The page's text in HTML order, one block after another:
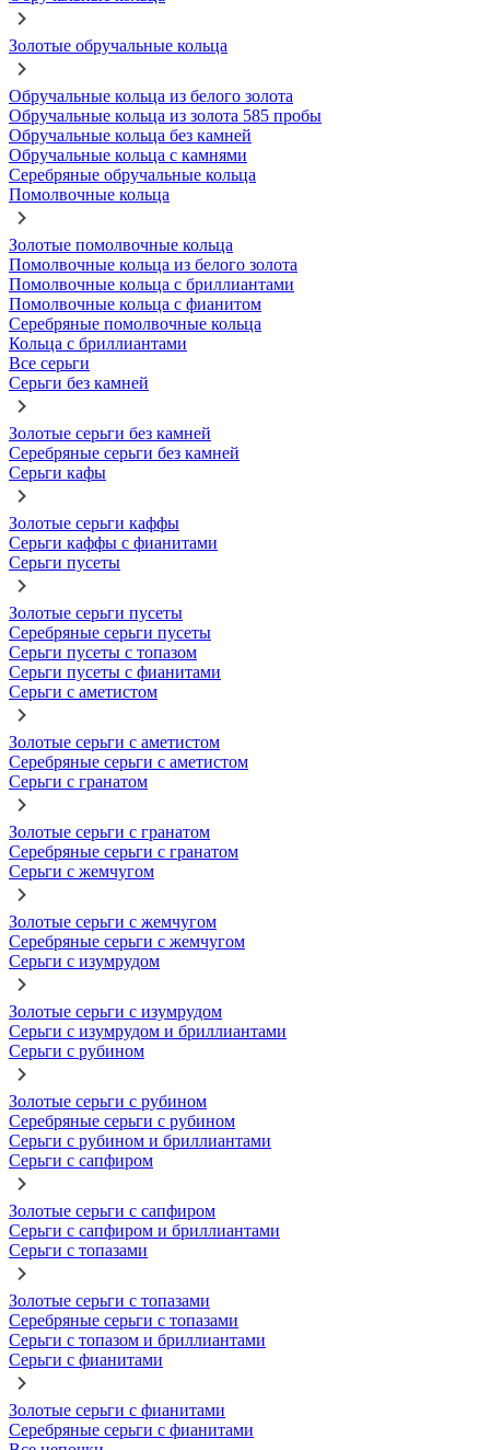
Золотые обручальные кольца
Обручальные кольца из белого золота
Обручальные кольца из золота 585 пробы
Обручальные кольца без камней
Обручальные кольца с камнями
Серебряные обручальные кольца
Помолвочные кольца
Золотые помолвочные кольца
Помолвочные кольца из белого золота
Помолвочные кольца с бриллиантами
Помолвочные кольца с фианитом
Серебряные помолвочные кольца
Кольца с бриллиантами
Все серьги
Серьги без камней
Золотые серьги без камней
Серебряные серьги без камней
Серьги кафы
Золотые серьги каффы
Серьги каффы с фианитами
Серьги пусеты
Золотые серьги пусеты
Серебряные серьги пусеты
Серьги пусеты с топазом
Серьги пусеты с фианитами
Серьги с аметистом
Золотые серьги с аметистом
Серебряные серьги с аметистом
Серьги с гранатом
Золотые серьги с гранатом
Серебряные серьги с гранатом
Серьги с жемчугом
Золотые серьги с жемчугом
Серебряные серьги с жемчугом
Серьги с изумрудом
Золотые серьги с изумрудом
Серьги с изумрудом и бриллиантами
Серьги с рубином
Золотые серьги с рубином
Серебряные серьги с рубином
Серьги с рубином и бриллиантами
Серьги с сапфиром
Золотые серьги с сапфиром
Серьги с сапфиром и бриллиантами
Серьги с топазами
Золотые серьги с топазами
Серебряные серьги с топазами
Серьги с топазом и бриллиантами
Серьги с фианитами
Золотые серьги с фианитами
Серебряные серьги с фианитами